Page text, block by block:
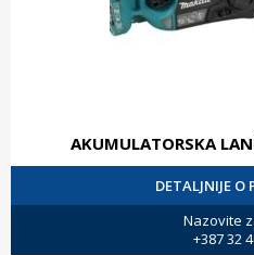
AKUMULATORSKA
DETALJNIJE O
Nazovite
+387 32